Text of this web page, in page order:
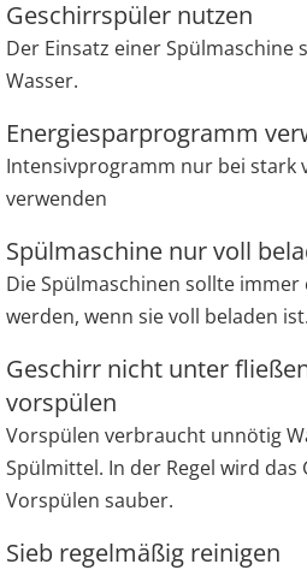
haben oder die sie im Rahmen
gesammelt haben. Sie geben
Geschirrspüler nutzen
Der Einsatz einer Spülmaschine
Wasser.
Energiesparprogramm
Intensivprogramm nur bei stark
verwenden
Spülmaschine nur voll
Die Spülmaschinen sollte
werden, wenn sie voll beladen ist.
Geschirr nicht unter
vorspülen
Vorspülen verbraucht unnötig
Spülmittel. In der Regel wird
Vorspülen sauber.
Sieb regelmäßig reinigen